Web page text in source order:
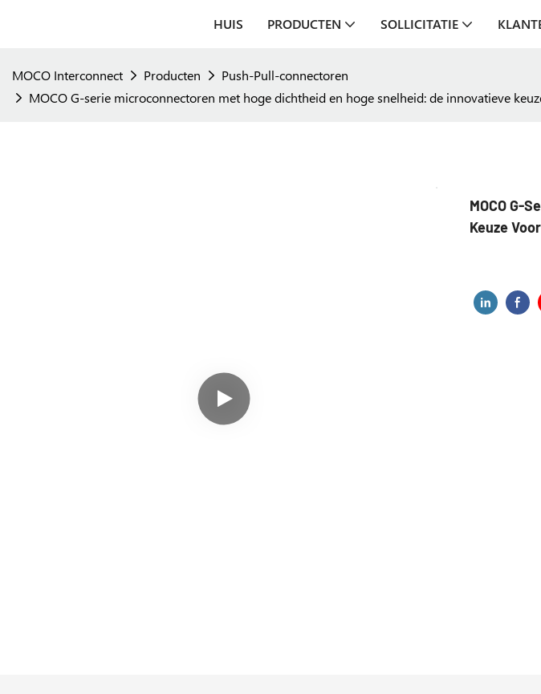
HUIS PRODUCTEN SOLLICITATIE
MOCO Interconnect Producten
Push-Pull-connectoren
MOCO G-serie microconnectoren met hoge dichtheid en hoge snelheid: de innovatieve
MOCO G-
Keuze